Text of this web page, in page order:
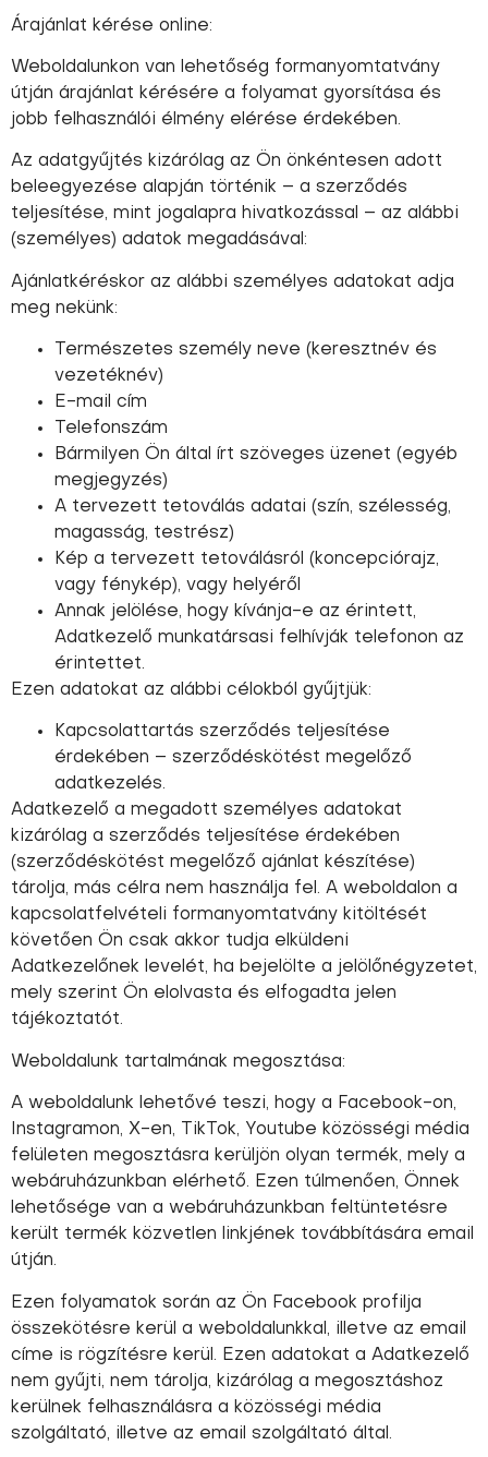
Árajánlat kérése online:
Weboldalunkon van lehetőség formanyomtatvány
útján árajánlat kérésére a folyamat gyorsítása és
jobb felhasználói élmény elérése érdekében.
Az adatgyűjtés kizárólag az Ön önkéntesen adott
beleegyezése alapján történik – a szerződés
teljesítése, mint jogalapra hivatkozással – az alábbi
(személyes) adatok megadásával:
Ajánlatkéréskor az alábbi személyes adatokat adja
meg nekünk:
Természetes személy neve (keresztnév és
vezetéknév)
E-mail cím
Telefonszám
Bármilyen Ön által írt szöveges üzenet (egyéb
megjegyzés)
A tervezett tetoválás adatai (szín, szélesség,
magasság, testrész)
Kép a tervezett tetoválásról (koncepciórajz,
vagy fénykép), vagy helyéről
Annak jelölése, hogy kívánja-e az érintett,
Adatkezelő munkatársasi felhívják telefonon az
érintettet.
Ezen adatokat az alábbi célokból gyűjtjük:
Kapcsolattartás szerződés teljesítése
érdekében – szerződéskötést megelőző
adatkezelés.
Adatkezelő a megadott személyes adatokat
kizárólag a szerződés teljesítése érdekében
(szerződéskötést megelőző ajánlat készítése)
tárolja, más célra nem használja fel. A weboldalon a
kapcsolatfelvételi formanyomtatvány kitöltését
követően Ön csak akkor tudja elküldeni
Adatkezelőnek levelét, ha bejelölte a jelölőnégyzetet,
mely szerint Ön elolvasta és elfogadta jelen
tájékoztatót.
Weboldalunk tartalmának megosztása:
A weboldalunk lehetővé teszi, hogy a Facebook-on,
Instagramon, X-en, TikTok, Youtube közösségi média
felületen megosztásra kerüljön olyan termék, mely a
webáruházunkban elérhető. Ezen túlmenően, Önnek
lehetősége van a webáruházunkban feltüntetésre
került termék közvetlen linkjének továbbítására email
útján.
Ezen folyamatok során az Ön Facebook profilja
összekötésre kerül a weboldalunkkal, illetve az email
címe is rögzítésre kerül. Ezen adatokat a Adatkezelő
nem gyűjti, nem tárolja, kizárólag a megosztáshoz
kerülnek felhasználásra a közösségi média
szolgáltató, illetve az email szolgáltató által.